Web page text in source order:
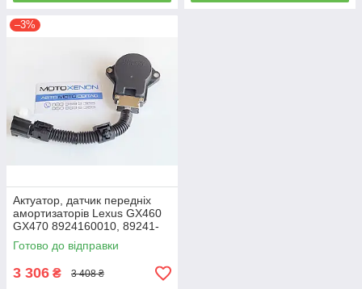
–3%
Актуатор, датчик передніх
амортизаторів Lexus GX460
GX470 8924160010, 89241-
60010
Готово до відправки
3 306 ₴ 3 408 ₴